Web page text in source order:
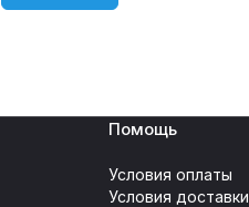
Помощь
Условия оплаты
Условия доставки